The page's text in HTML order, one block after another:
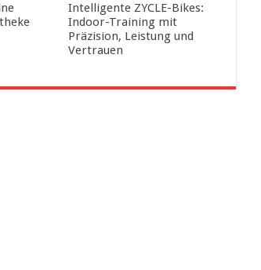
Intelligente ZYCLE-Bikes:
Indoor-Training mit
Präzision, Leistung und
Vertrauen